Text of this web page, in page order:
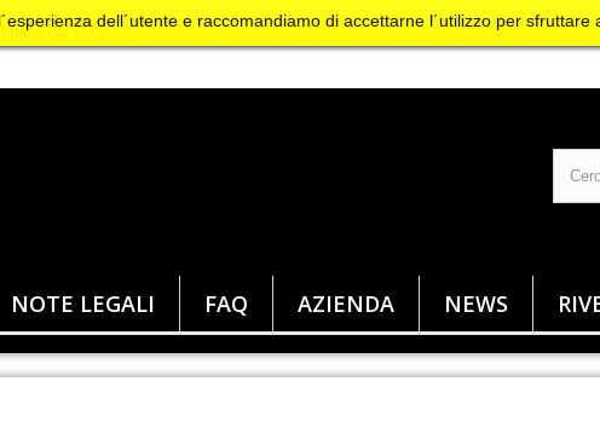
NOTE LEGALI FAQ AZIENDA NEWS
dell´utente e raccomandiamo di accettarne l´utilizzo per sfruttare